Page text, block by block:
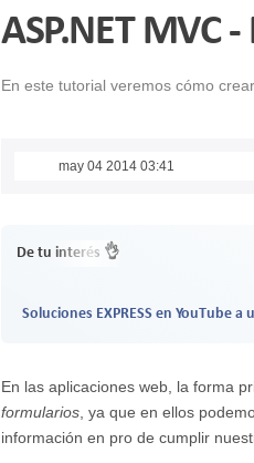
ASP.NET MVC
En este tutorial veremos cómo
may 04 2014 03:41
De tu interés 👌
Soluciones EXPRESS en YouTube a
En las aplicaciones web, la forma
formularios, ya que en ellos
información en pro de cumplir